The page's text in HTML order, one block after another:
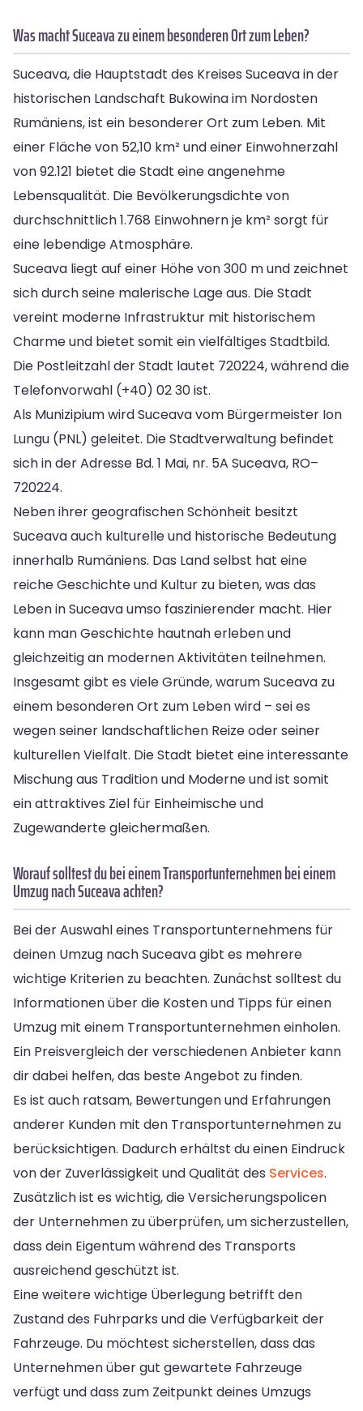
Was macht Suceava zu einem besonderen Ort zum Leben?
Suceava, die Hauptstadt des Kreises Suceava in der
historischen Landschaft Bukowina im Nordosten
Rumäniens, ist ein besonderer Ort zum Leben. Mit
einer Fläche von 52,10 km² und einer Einwohnerzahl
von 92.121 bietet die Stadt eine angenehme
Lebensqualität. Die Bevölkerungsdichte von
durchschnittlich 1.768 Einwohnern je km² sorgt für
eine lebendige Atmosphäre.
Suceava liegt auf einer Höhe von 300 m und zeichnet
sich durch seine malerische Lage aus. Die Stadt
vereint moderne Infrastruktur mit historischem
Charme und bietet somit ein vielfältiges Stadtbild.
Die Postleitzahl der Stadt lautet 720224, während die
Telefonvorwahl (+40) 02 30 ist.
Als Munizipium wird Suceava vom Bürgermeister Ion
Lungu (PNL) geleitet. Die Stadtverwaltung befindet
sich in der Adresse Bd. 1 Mai, nr. 5A Suceava, RO–
720224.
Neben ihrer geografischen Schönheit besitzt
Suceava auch kulturelle und historische Bedeutung
innerhalb Rumäniens. Das Land selbst hat eine
reiche Geschichte und Kultur zu bieten, was das
Leben in Suceava umso faszinierender macht. Hier
kann man Geschichte hautnah erleben und
gleichzeitig an modernen Aktivitäten teilnehmen.
Insgesamt gibt es viele Gründe, warum Suceava zu
einem besonderen Ort zum Leben wird – sei es
wegen seiner landschaftlichen Reize oder seiner
kulturellen Vielfalt. Die Stadt bietet eine interessante
Mischung aus Tradition und Moderne und ist somit
ein attraktives Ziel für Einheimische und
Zugewanderte gleichermaßen.
Worauf solltest du bei einem Transportunternehmen bei einem
Umzug nach Suceava achten?
Bei der Auswahl eines Transportunternehmens für
deinen Umzug nach Suceava gibt es mehrere
wichtige Kriterien zu beachten. Zunächst solltest du
Informationen über die Kosten und Tipps für einen
Umzug mit einem Transportunternehmen einholen.
Ein Preisvergleich der verschiedenen Anbieter kann
dir dabei helfen, das beste Angebot zu finden.
Es ist auch ratsam, Bewertungen und Erfahrungen
anderer Kunden mit den Transportunternehmen zu
berücksichtigen. Dadurch erhältst du einen Eindruck
von der Zuverlässigkeit und Qualität des Services.
Zusätzlich ist es wichtig, die Versicherungspolicen
der Unternehmen zu überprüfen, um sicherzustellen,
dass dein Eigentum während des Transports
ausreichend geschützt ist.
Eine weitere wichtige Überlegung betrifft den
Zustand des Fuhrparks und die Verfügbarkeit der
Fahrzeuge. Du möchtest sicherstellen, dass das
Unternehmen über gut gewartete Fahrzeuge
verfügt und dass zum Zeitpunkt deines Umzugs